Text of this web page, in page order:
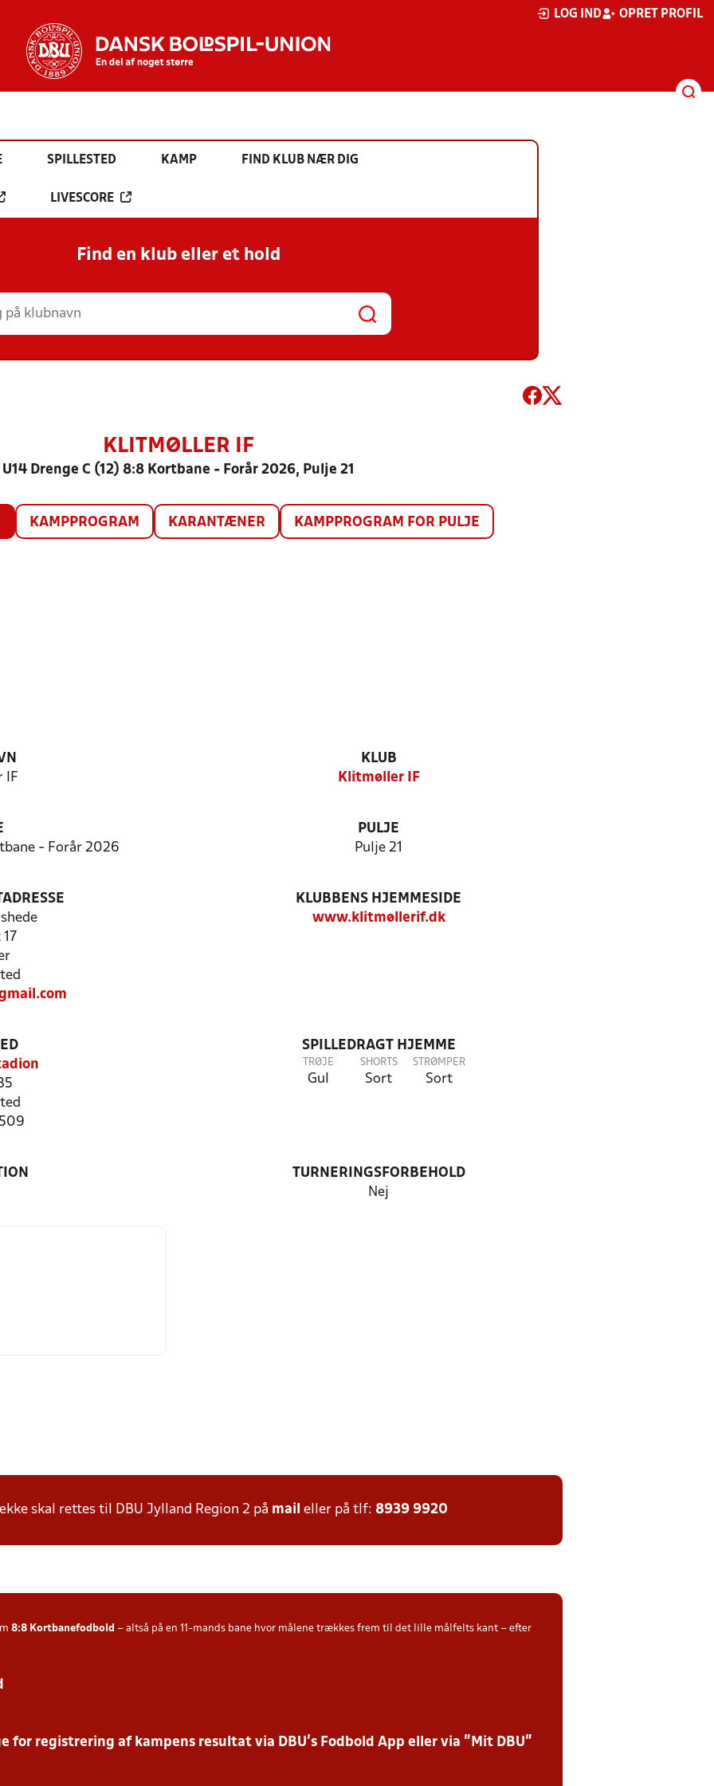
LOG IND OPRET PROFIL
SPILLESTED KAMP FIND KLUB NÆR DIG
LIVESCORE
Find en klub eller et hold
KLITMØLLER IF
U14 Drenge C (12) 8:8 Kortbane - Forår 2026, Pulje 21
KAMPPROGRAM KARANTÆNER KAMPPROGRAM FOR PULJE
IF
KLUB
Klitmøller IF
- Forår 2026
PULJE
Pulje 21
KLUBBENS HJEMMESIDE
www.klitmøllerif.dk
SPILLEDRAGT HJEMME
TRØJE
Gul
SHORTS
Sort
STRØMPER
Sort
TURNERINGSFORBEHOLD
Nej
skal rettes til DBU Jylland Region 2 på mail eller på tlf: 8939 9920
8:8 Kortbanefodbold – altså på en 11-mands bane hvor målene trækkes frem til det lille målfelts kant – efter
for registrering af kampens resultat via DBU’s Fodbold App eller via ”Mit DBU”